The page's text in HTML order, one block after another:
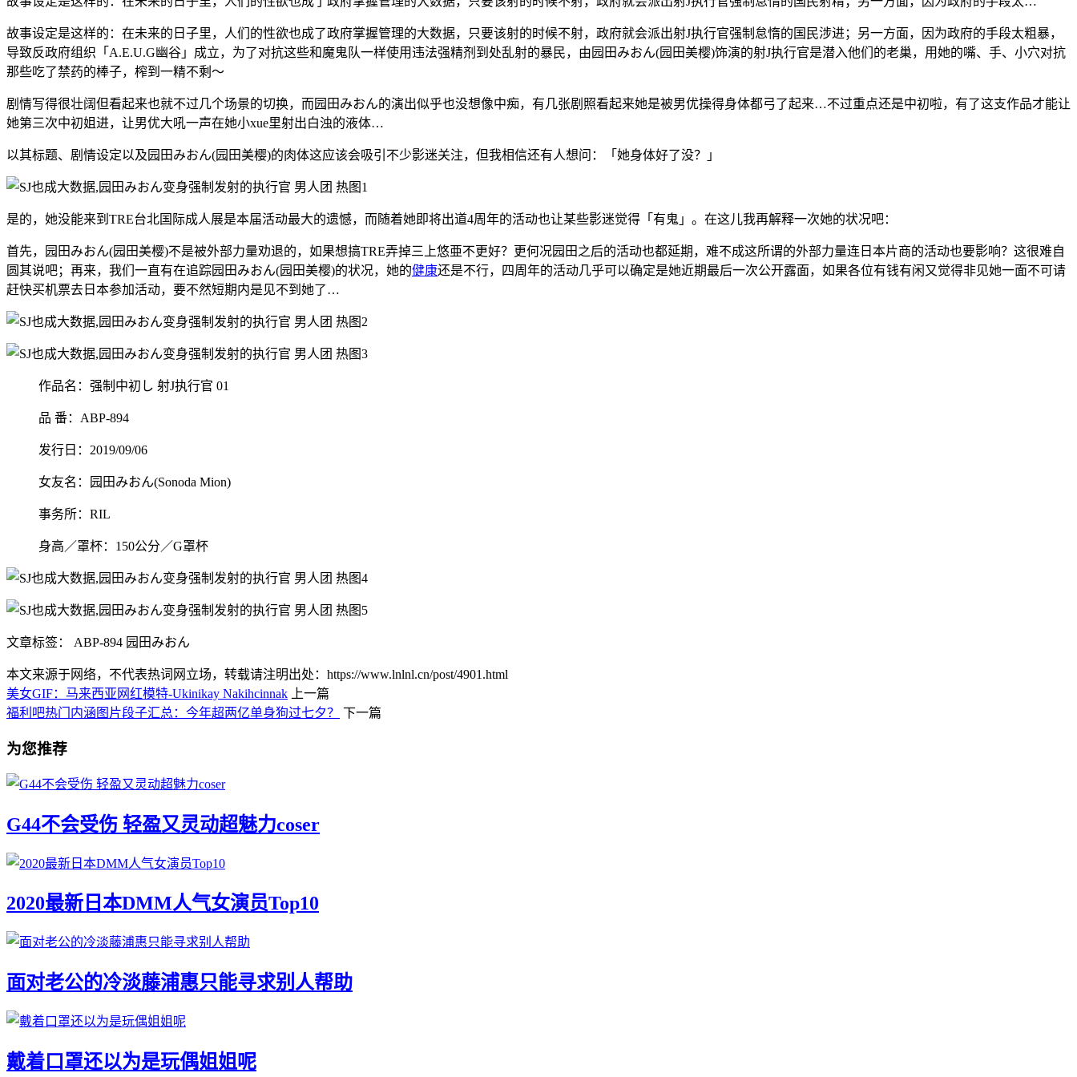
故事设定是这样的：在未来的日子里，人们的性欲也成了政府掌握管理的大数据，只要该射的时候不射，政府就会派出射J执行官强制怠惰的国民涉进；另一方面，因为政府的手段太粗暴，
导致反政府组织「A.E.U.G幽谷」成立，为了对抗这些和魔鬼队一样使用违法强精剂到处乱射的暴民，由园田みおん(园田美樱)饰演的射J执行官是潜入他们的老巢，用她的嘴、手、小穴对抗
那些吃了禁药的棒子，榨到一精不剩～
剧情写得很壮阔但看起来也就不过几个场景的切换，而园田みおん的演出似乎也没想像中痴，有几张剧照看起来她是被男优操得身体都弓了起来…不过重点还是中初啦，有了这支作品才能让
她第三次中初姐进，让男优大吼一声在她小xue里射出白浊的液体…
以其标题、剧情设定以及园田みおん(园田美樱)的肉体这应该会吸引不少影迷关注，但我相信还有人想问：「她身体好了没？」
是的，她没能来到TRE台北国际成人展是本届活动最大的遗憾，而随着她即将出道4周年的活动也让某些影迷觉得「有鬼」。在这儿我再解释一次她的状况吧：
首先，园田みおん(园田美樱)不是被外部力量劝退的，如果想搞TRE弄掉三上悠亜不更好？更何况园田之后的活动也都延期，难不成这所谓的外部力量连日本片商的活动也要影响？这很难自
圆其说吧；再来，我们一直有在追踪园田みおん(园田美樱)的状况，她的健康还是不行，四周年的活动几乎可以确定是她近期最后一次公开露面，如果各位有钱有闲又觉得非见她一面不可请
赶快买机票去日本参加活动，要不然短期内是见不到她了…
作品名：强制中初し 射J执行官 01
品 番：ABP-894
发行日：2019/09/06
女友名：园田みおん(Sonoda Mion)
事务所：RIL
身高／罩杯：150公分／G罩杯
文章标签： ABP-894 园田みおん
本文来源于网络，不代表热词网立场，转载请注明出处：https://www.lnlnl.cn/post/4901.html
美女GIF：马来西亚网红模特-Ukinikay Nakihcinnak
上一篇
福利吧热门内涵图片段子汇总：今年超两亿单身狗过七夕？
下一篇
为您推荐
G44不会受伤 轻盈又灵动超魅力coser
2020最新日本DMM人气女演员Top10
面对老公的冷淡藤浦惠只能寻求别人帮助
戴着口罩还以为是玩偶姐姐呢